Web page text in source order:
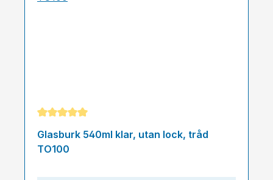
Genomsnittligt betyg på 5 av 5 stjärnor
Glasburk 540ml klar, utan lock, tråd
TO100